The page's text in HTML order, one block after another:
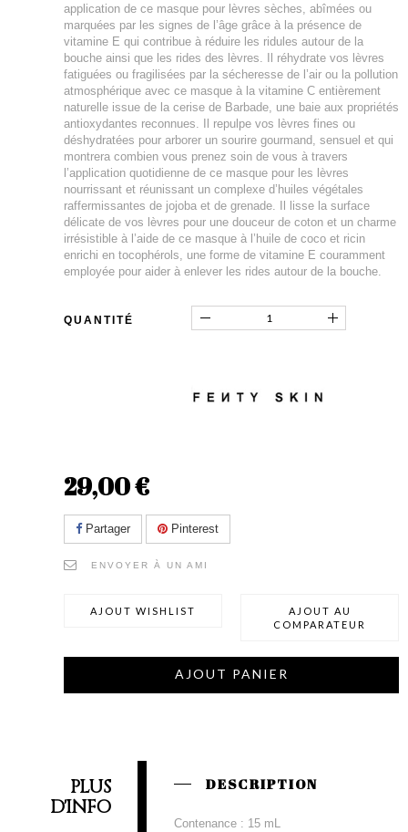
application de ce masque pour lèvres sèches, abîmées ou
marquées par les signes de l’âge grâce à la présence de
vitamine E qui contribue à réduire les ridules autour de la
bouche ainsi que les rides des lèvres. Il réhydrate vos lèvres
fatiguées ou fragilisées par la sécheresse de l’air ou la pollution
atmosphérique avec ce masque à la vitamine C entièrement
naturelle issue de la cerise de Barbade, une baie aux propriétés
antioxydantes reconnues. Il repulpe vos lèvres fines ou
déshydratées pour arborer un sourire gourmand, sensuel et qui
montrera combien vous prenez soin de vous à travers
l’application quotidienne de ce masque pour les lèvres
nourrissant et réunissant un complexe d’huiles végétales
raffermissantes de jojoba et de grenade. Il lisse la surface
délicate de vos lèvres pour une douceur de coton et un charme
irrésistible à l’aide de ce masque à l’huile de coco et ricin
enrichi en tocophérols, une forme de vitamine E couramment
employée pour aider à enlever les rides autour de la bouche.
QUANTITÉ
29,00 €
Partager Pinterest
ENVOYER À UN AMI
AJOUT WISHLIST
AJOUT AU
COMPARATEUR
AJOUT PANIER
PLUS
D'INFO
DESCRIPTION
Contenance : 15 mL